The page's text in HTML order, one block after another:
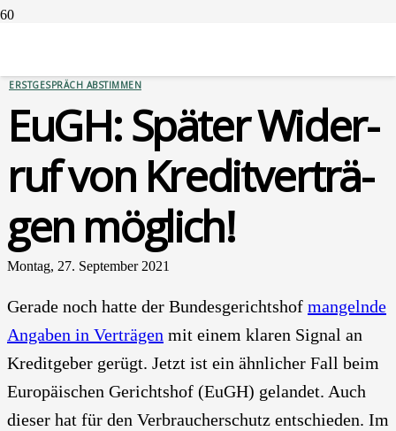
ERSTGESPRÄCH ABSTIMMEN
EuGH: Spä­ter Wider­
ruf von Kre­dit­ver­trä­
gen mög­lich!
Montag, 27. September 2021
Gera­de noch hat­te der Bun­des­ge­richts­hof man­geln­de
Anga­ben in Ver­trä­gen mit einem kla­ren Signal an
Kre­dit­ge­ber gerügt. Jetzt ist ein ähn­li­cher Fall beim
Euro­päi­schen Gerichts­hof (EuGH) gelan­det. Auch
die­ser hat für den Ver­brau­cher­schutz ent­schie­den. Im